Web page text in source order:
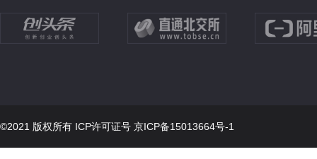
©2021 版权所有 ICP许可证号 京ICP备15013664号-1